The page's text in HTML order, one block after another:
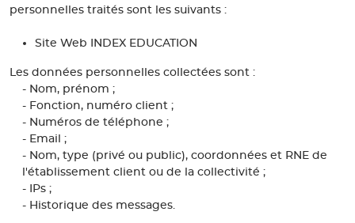
personnelles traités sont les suivants :
Site Web INDEX EDUCATION
Les données personnelles collectées sont :
- Nom, prénom ;
- Fonction, numéro client ;
- Numéros de téléphone ;
- Email ;
- Nom, type (privé ou public), coordonnées et RNE de
l'établissement client ou de la collectivité ;
- IPs ;
- Historique des messages.